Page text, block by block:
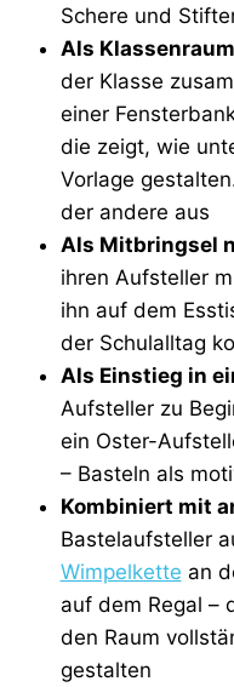
Schere und
Als
der Klasse
einer
die zeigt, wie
Vorlage
der andere aus
Als Mitbringsel
ihren Aufsteller
ihn auf dem
der Schulalltag
Als Einstieg in
Aufsteller zu
ein Oster-
– Basteln als
Kombiniert mit
Bastelaufsteller
Wimpelkette an
auf dem Regal –
den Raum
gestalten